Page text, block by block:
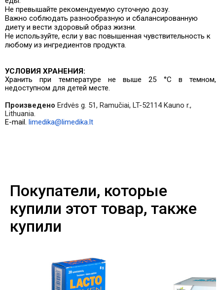
Не превышайте рекомендуемую суточную дозу.
Важно соблюдать разнообразную и сбалансированную
диету и вести здоровый образ жизни.
Не используйте, если у вас повышенная чувствительность к
любому из ингредиентов продукта.
УСЛОВИЯ ХРАНЕНИЯ:
Хранить при температуре не выше 25 °C в темном,
недоступном для детей месте.
Произведено Erdvės g. 51, Ramučiai, LT-52114 Kauno r.,
Lithuania.
E-mail. limedika@limedika.lt
Покупатели, которые
купили этот товар, также
купили